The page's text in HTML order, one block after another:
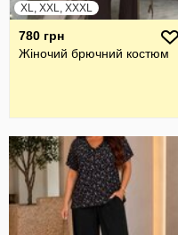
XL, XXL, XXXL
780 грн
Жiночий брючний костюм